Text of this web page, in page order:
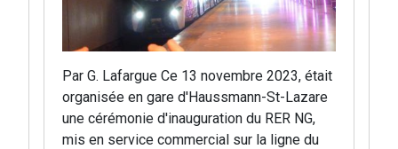
Par G. Lafargue Ce 13 novembre 2023, était
organisée en gare d'Haussmann-St-Lazare
une cérémonie d'inauguration du RER NG,
mis en service commercial sur la ligne du